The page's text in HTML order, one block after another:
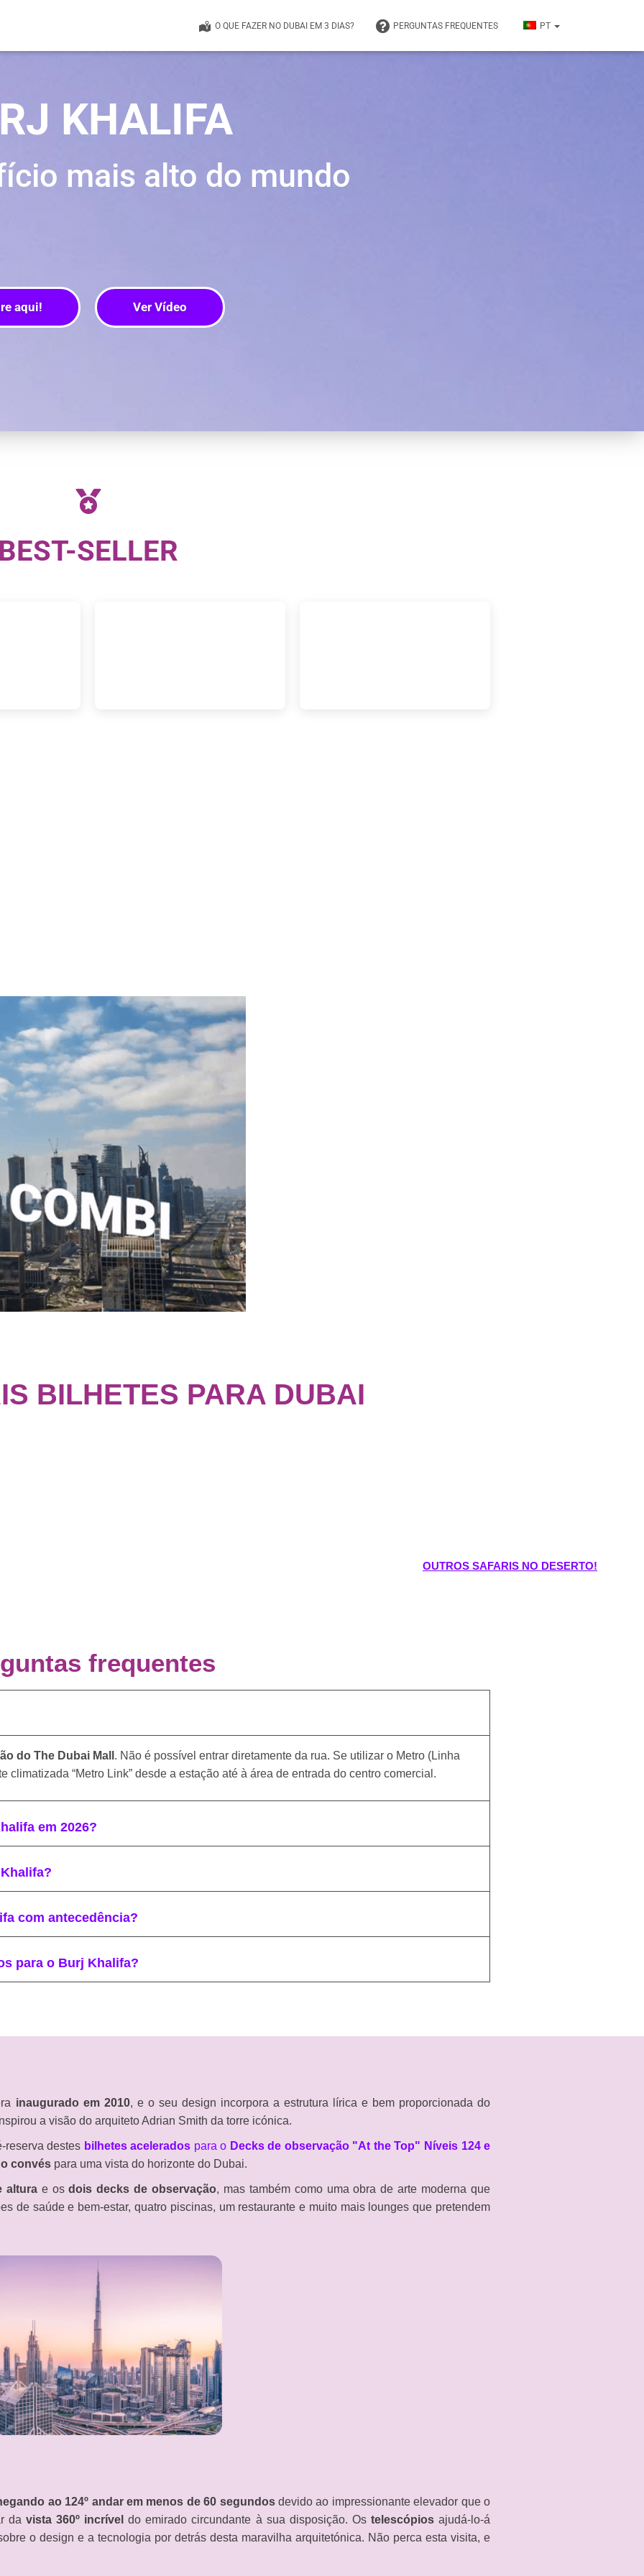
O QUE FAZER NO DUBAI EM 3 DIAS? PERGUNTAS FREQUENTES PT
KHALIFA
mais alto do mundo
aqui! Ver Vídeo
SELLER
BILHETES PARA DUBAI
OUTROS SAFARIS NO DESERTO!
frequentes
do The Dubai Mall . Não é possível entrar diretamente da rua. Se utilizar o Metro (Linha
“Metro Link” desde a estação até à área de entrada do centro comercial.
em 2026?
com antecedência?
para o Burj Khalifa?
inaugurado em 2010, e o seu design incorpora a estrutura lírica e bem proporcionada do
a visão do arquiteto Adrian Smith da torre icónica.
reserva destes bilhetes acelerados para o Decks de observação "At the Top" Níveis 124 e
convés para uma vista do horizonte do Dubai.
alturae osdois decks de observação, mas também como uma obra de arte moderna que
de saúde e bem-estar, quatro piscinas, um restaurante e muito mais lounges que pretendem
ao 124º andar em menos de 60 segundosdevido ao impressionante elevador que o
da vista 360º incrível do emirado circundante à sua disposição. Os telescópiosajudá-lo-á
o design e a tecnologia por detrás desta maravilha arquitetónica. Não perca esta visita, e